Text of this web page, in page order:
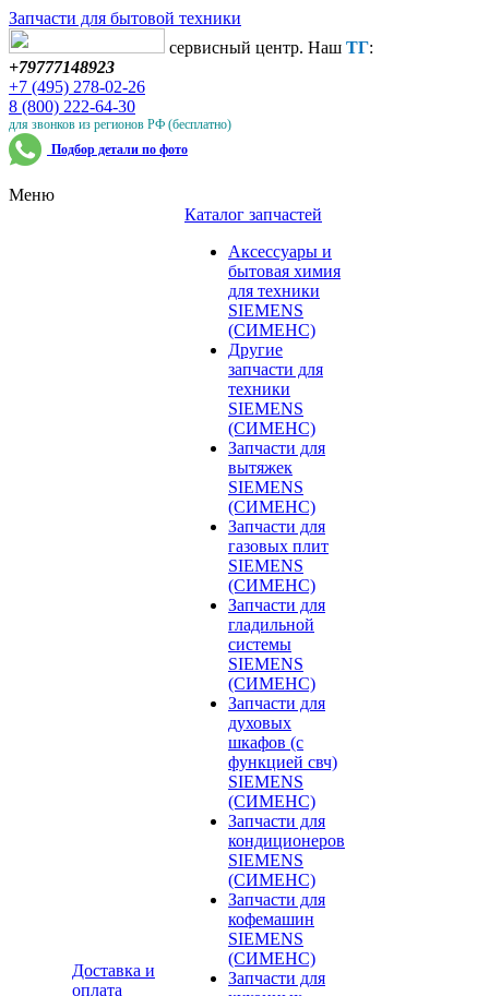
Запчасти для бытовой техники
сервисный центр. Наш ТГ:
+79777148923
+7 (495) 278-02-26
8 (800) 222-64-30
для звонков из регионов РФ (бесплатно)
Подбор детали по фото
Меню
Доставка и
оплата
Каталог запчастей
Аксессуары и
бытовая химия
для техники
SIEMENS
(СИМЕНС)
Другие
запчасти для
техники
SIEMENS
(СИМЕНС)
Запчасти для
вытяжек
SIEMENS
(СИМЕНС)
Запчасти для
газовых плит
SIEMENS
(СИМЕНС)
Запчасти для
гладильной
системы
SIEMENS
(СИМЕНС)
Запчасти для
духовых
шкафов (с
функцией свч)
SIEMENS
(СИМЕНС)
Запчасти для
кондиционеров
SIEMENS
(СИМЕНС)
Запчасти для
кофемашин
SIEMENS
(СИМЕНС)
Запчасти для